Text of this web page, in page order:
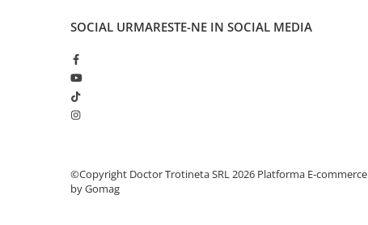
SOCIAL URMARESTE-NE IN SOCIAL MEDIA
©Copyright Doctor Trotineta SRL 2026 Platforma E-commerce
by Gomag